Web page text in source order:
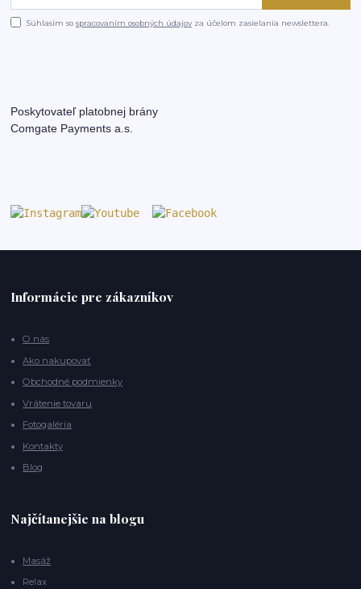
Súhlasím sospracovaním osobných údajov za účelom zasielania newslettera.
Poskytovateľ platobnej brány
Comgate Payments a.s.
Informácie pre zákazníkov
O nás
Ako nakupovať
Obchodné podmienky
Vrátenie tovaru
Fotogaléria
Kontakty
Blog
Najčítanejšie na blogu
Masáž
Relax